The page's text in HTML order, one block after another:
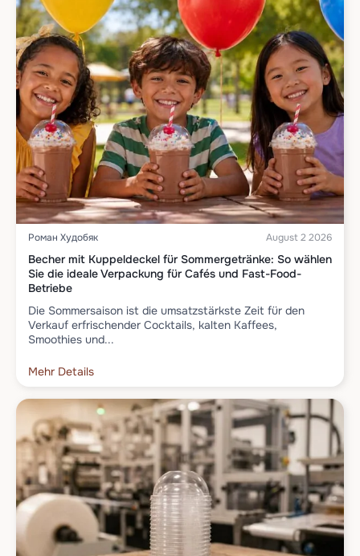
Роман Худобяк August 2 2026
Becher mit Kuppeldeckel für Sommergetränke: So wählen
Sie die ideale Verpackung für Cafés und Fast-Food-
Betriebe
Die Sommersaison ist die umsatzstärkste Zeit für den
Verkauf erfrischender Cocktails, kalten Kaffees,
Smoothies und...
Mehr Details